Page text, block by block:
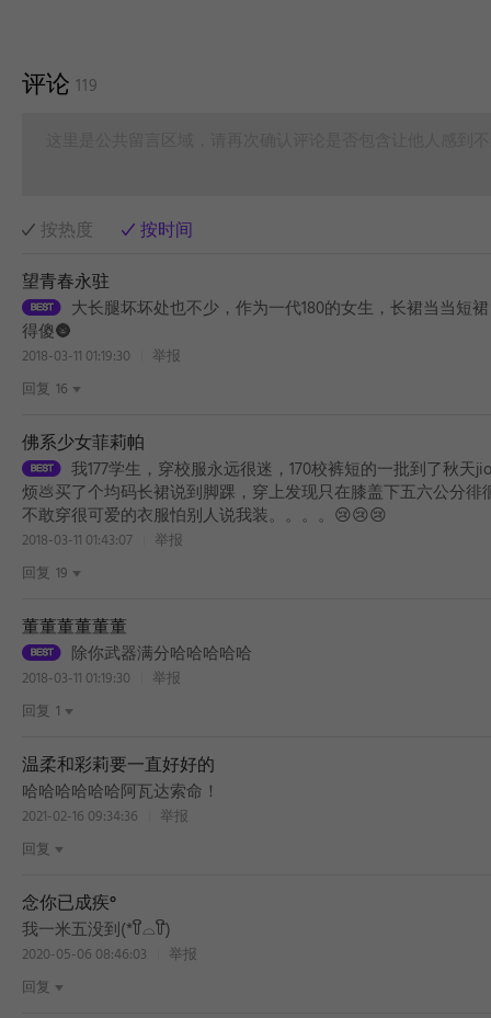
评论 119
按热度
按时间
望青春永驻
BEST
大长腿坏坏处也不少，作为一代180的女生，长裙当当短
得傻🌚
2018-03-11 01:19:30
举报
回复 16
佛系少女菲莉帕
我177学生，穿校服永远很迷，170校裤短的一批到了秋
烦💩买了个均码长裙说到脚踝，穿上发现只在膝盖下五六公分
不敢穿很可爱的衣服怕别人说我装。。。。😢😢😢
2018-03-11 01:43:07
举报
回复 19
董董董董董董
除你武器满分哈哈哈哈哈
2018-03-11 01:19:30
举报
回复 1
温柔和彩莉要一直好好的
哈哈哈哈哈哈阿瓦达索命！
2021-02-16 09:34:36
举报
回复
念你已成疾°
我一米五没到(*꒦ິ⌓꒦ີ)
2020-05-06 08:46:03
举报
回复